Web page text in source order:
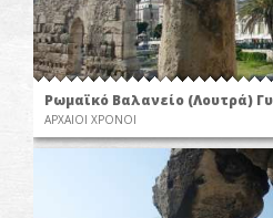
Ρωμαϊκό Βαλανείο (Λουτρά)
ΑΡΧΑΙΟΙ ΧΡΟΝΟΙ